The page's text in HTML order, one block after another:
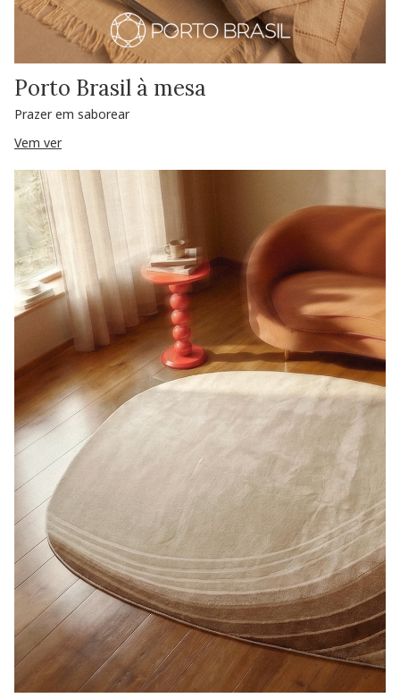
Porto Brasil à mesa
Prazer em saborear
Vem ver